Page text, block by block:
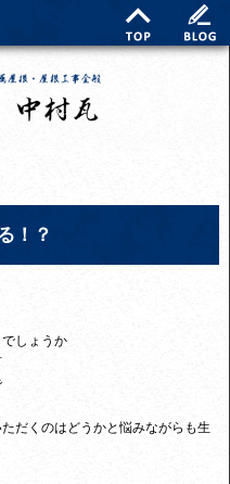
！？
しょうか
だくのはどうかと悩みながらも生